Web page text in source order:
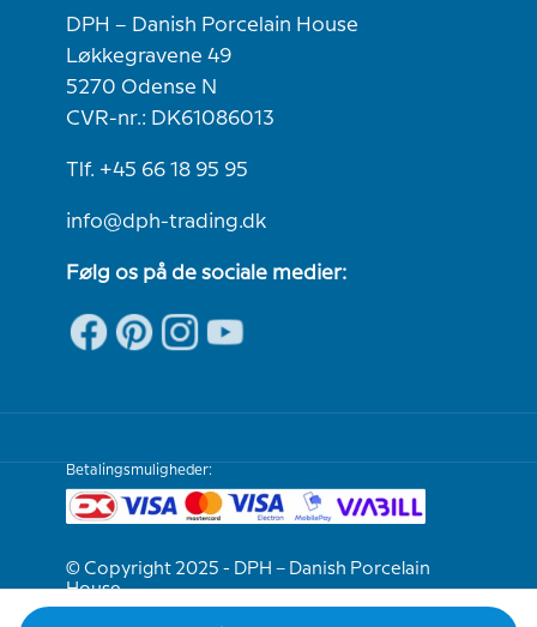
DPH – Danish Porcelain House
Løkkegravene 49
5270 Odense N
CVR-nr.: DK61086013
Tlf. +45 66 18 95 95
info@dph-trading.dk
Følg os på de sociale medier:
Betalingsmuligheder:
© Copyright 2025 - DPH – Danish Porcelain
House